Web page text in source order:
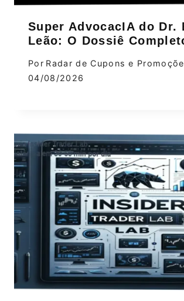
Super AdvocacIA do Dr.
Leão: O Dossiê
Por Radar de Cupons e
04/08/2026